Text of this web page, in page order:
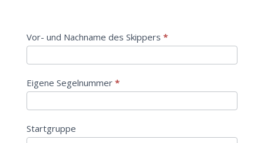
Ost/West
2024
Vor- und Nachname des Skippers *
Eigene Segelnummer *
Startgruppe